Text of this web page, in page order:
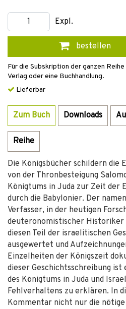
Expl.
bestellen
Für die Subskription der ganzen
Verlag oder eine Buchhandlung.
Lieferbar
Zum Buch Downloads
Reihe
Die Königsbücher schildern die
von der Thronbesteigung
Königtums in Juda zur Zeit der
durch die Babylonier. Der
Verfasser, in der heutigen
deuteronomistischer
diesen Teil der israelitischen
ausgewertet und
Einzelheiten der Königszeit
dieser Geschichtsschreibung ist
des Königtums in Juda und
Fehlverhaltens zu erklären. In
Kommentar nicht nur die